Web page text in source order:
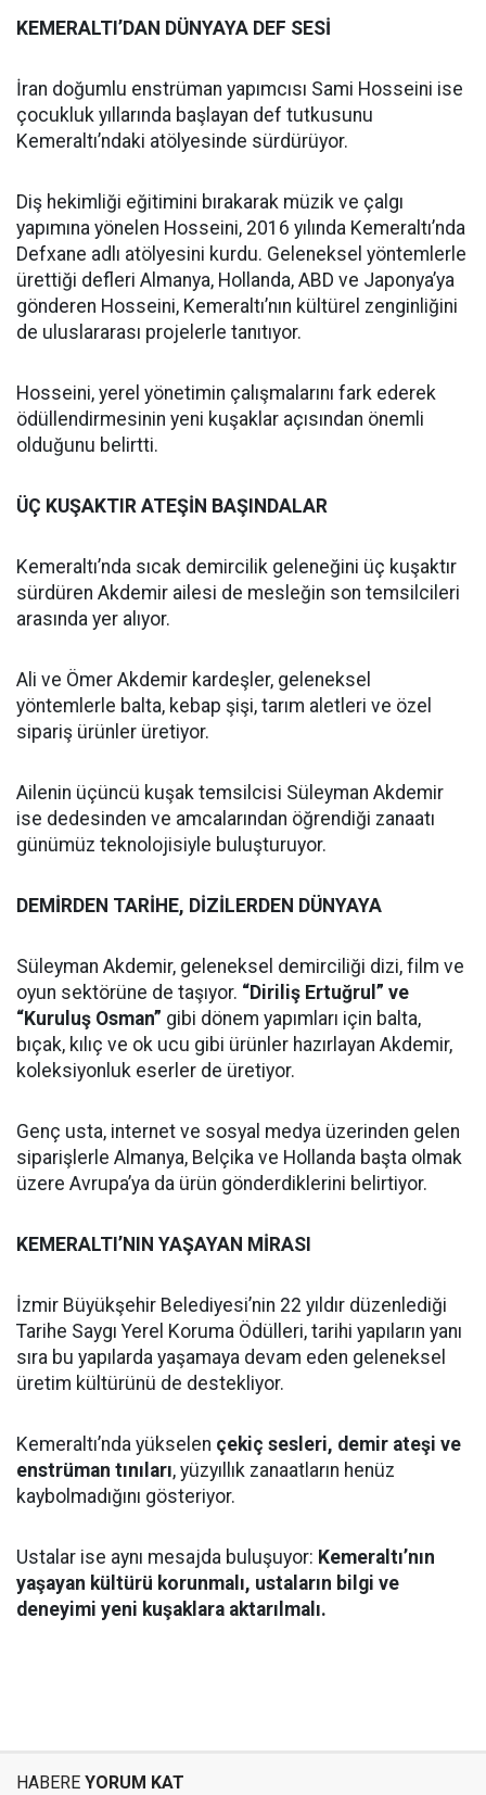
KEMERALTI’DAN DÜNYAYA DEF SESİ
İran doğumlu enstrüman yapımcısı Sami Hosseini ise
çocukluk yıllarında başlayan def tutkusunu
Kemeraltı’ndaki atölyesinde sürdürüyor.
Diş hekimliği eğitimini bırakarak müzik ve çalgı
yapımına yönelen Hosseini, 2016 yılında Kemeraltı’nda
Defxane adlı atölyesini kurdu. Geleneksel yöntemlerle
ürettiği defleri Almanya, Hollanda, ABD ve Japonya’ya
gönderen Hosseini, Kemeraltı’nın kültürel zenginliğini
de uluslararası projelerle tanıtıyor.
Hosseini, yerel yönetimin çalışmalarını fark ederek
ödüllendirmesinin yeni kuşaklar açısından önemli
olduğunu belirtti.
ÜÇ KUŞAKTIR ATEŞİN BAŞINDALAR
Kemeraltı’nda sıcak demircilik geleneğini üç kuşaktır
sürdüren Akdemir ailesi de mesleğin son temsilcileri
arasında yer alıyor.
Ali ve Ömer Akdemir kardeşler, geleneksel
yöntemlerle balta, kebap şişi, tarım aletleri ve özel
sipariş ürünler üretiyor.
Ailenin üçüncü kuşak temsilcisi Süleyman Akdemir
ise dedesinden ve amcalarından öğrendiği zanaatı
günümüz teknolojisiyle buluşturuyor.
DEMİRDEN TARİHE, DİZİLERDEN DÜNYAYA
Süleyman Akdemir, geleneksel demirciliği dizi, film ve
oyun sektörüne de taşıyor. “Diriliş Ertuğrul” ve
“Kuruluş Osman” gibi dönem yapımları için balta,
bıçak, kılıç ve ok ucu gibi ürünler hazırlayan Akdemir,
koleksiyonluk eserler de üretiyor.
Genç usta, internet ve sosyal medya üzerinden gelen
siparişlerle Almanya, Belçika ve Hollanda başta olmak
üzere Avrupa’ya da ürün gönderdiklerini belirtiyor.
KEMERALTI’NIN YAŞAYAN MİRASI
İzmir Büyükşehir Belediyesi’nin 22 yıldır düzenlediği
Tarihe Saygı Yerel Koruma Ödülleri, tarihi yapıların yanı
sıra bu yapılarda yaşamaya devam eden geleneksel
üretim kültürünü de destekliyor.
Kemeraltı’nda yükselen çekiç sesleri, demir ateşi ve
enstrüman tınıları, yüzyıllık zanaatların henüz
kaybolmadığını gösteriyor.
Ustalar ise aynı mesajda buluşuyor: Kemeraltı’nın
yaşayan kültürü korunmalı, ustaların bilgi ve
deneyimi yeni kuşaklara aktarılmalı.
HABERE YORUM KAT